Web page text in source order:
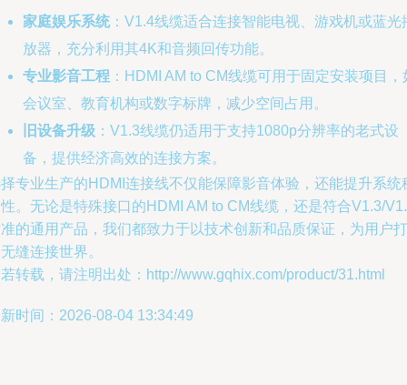
家庭娱乐系统：V1.4线缆适合连接智能电视、游戏机或蓝光
放器，充分利用其4K和音频回传功能。
专业影音工程 ：HDMI AM to CM线缆可用于固定安装项目，
会议室、教育机构或数字标牌，减少空间占用。
旧设备升级 ：V1.3线缆仍适用于支持1080p分辨率的老式设
备，提供经济高效的连接方案。
专业生产的HDMI连接线不仅能保障影音体验，还能提升系统
。无论是特殊接口的HDMI AM to CM线缆，还是符合V1.3/
的通用产品，我们都致力于以技术创新和品质保证，为用户打
缝连接世界。
转载，请注明出处：http://www.gqhix.com/product/31.html
时间：2026-08-04 13:34:49